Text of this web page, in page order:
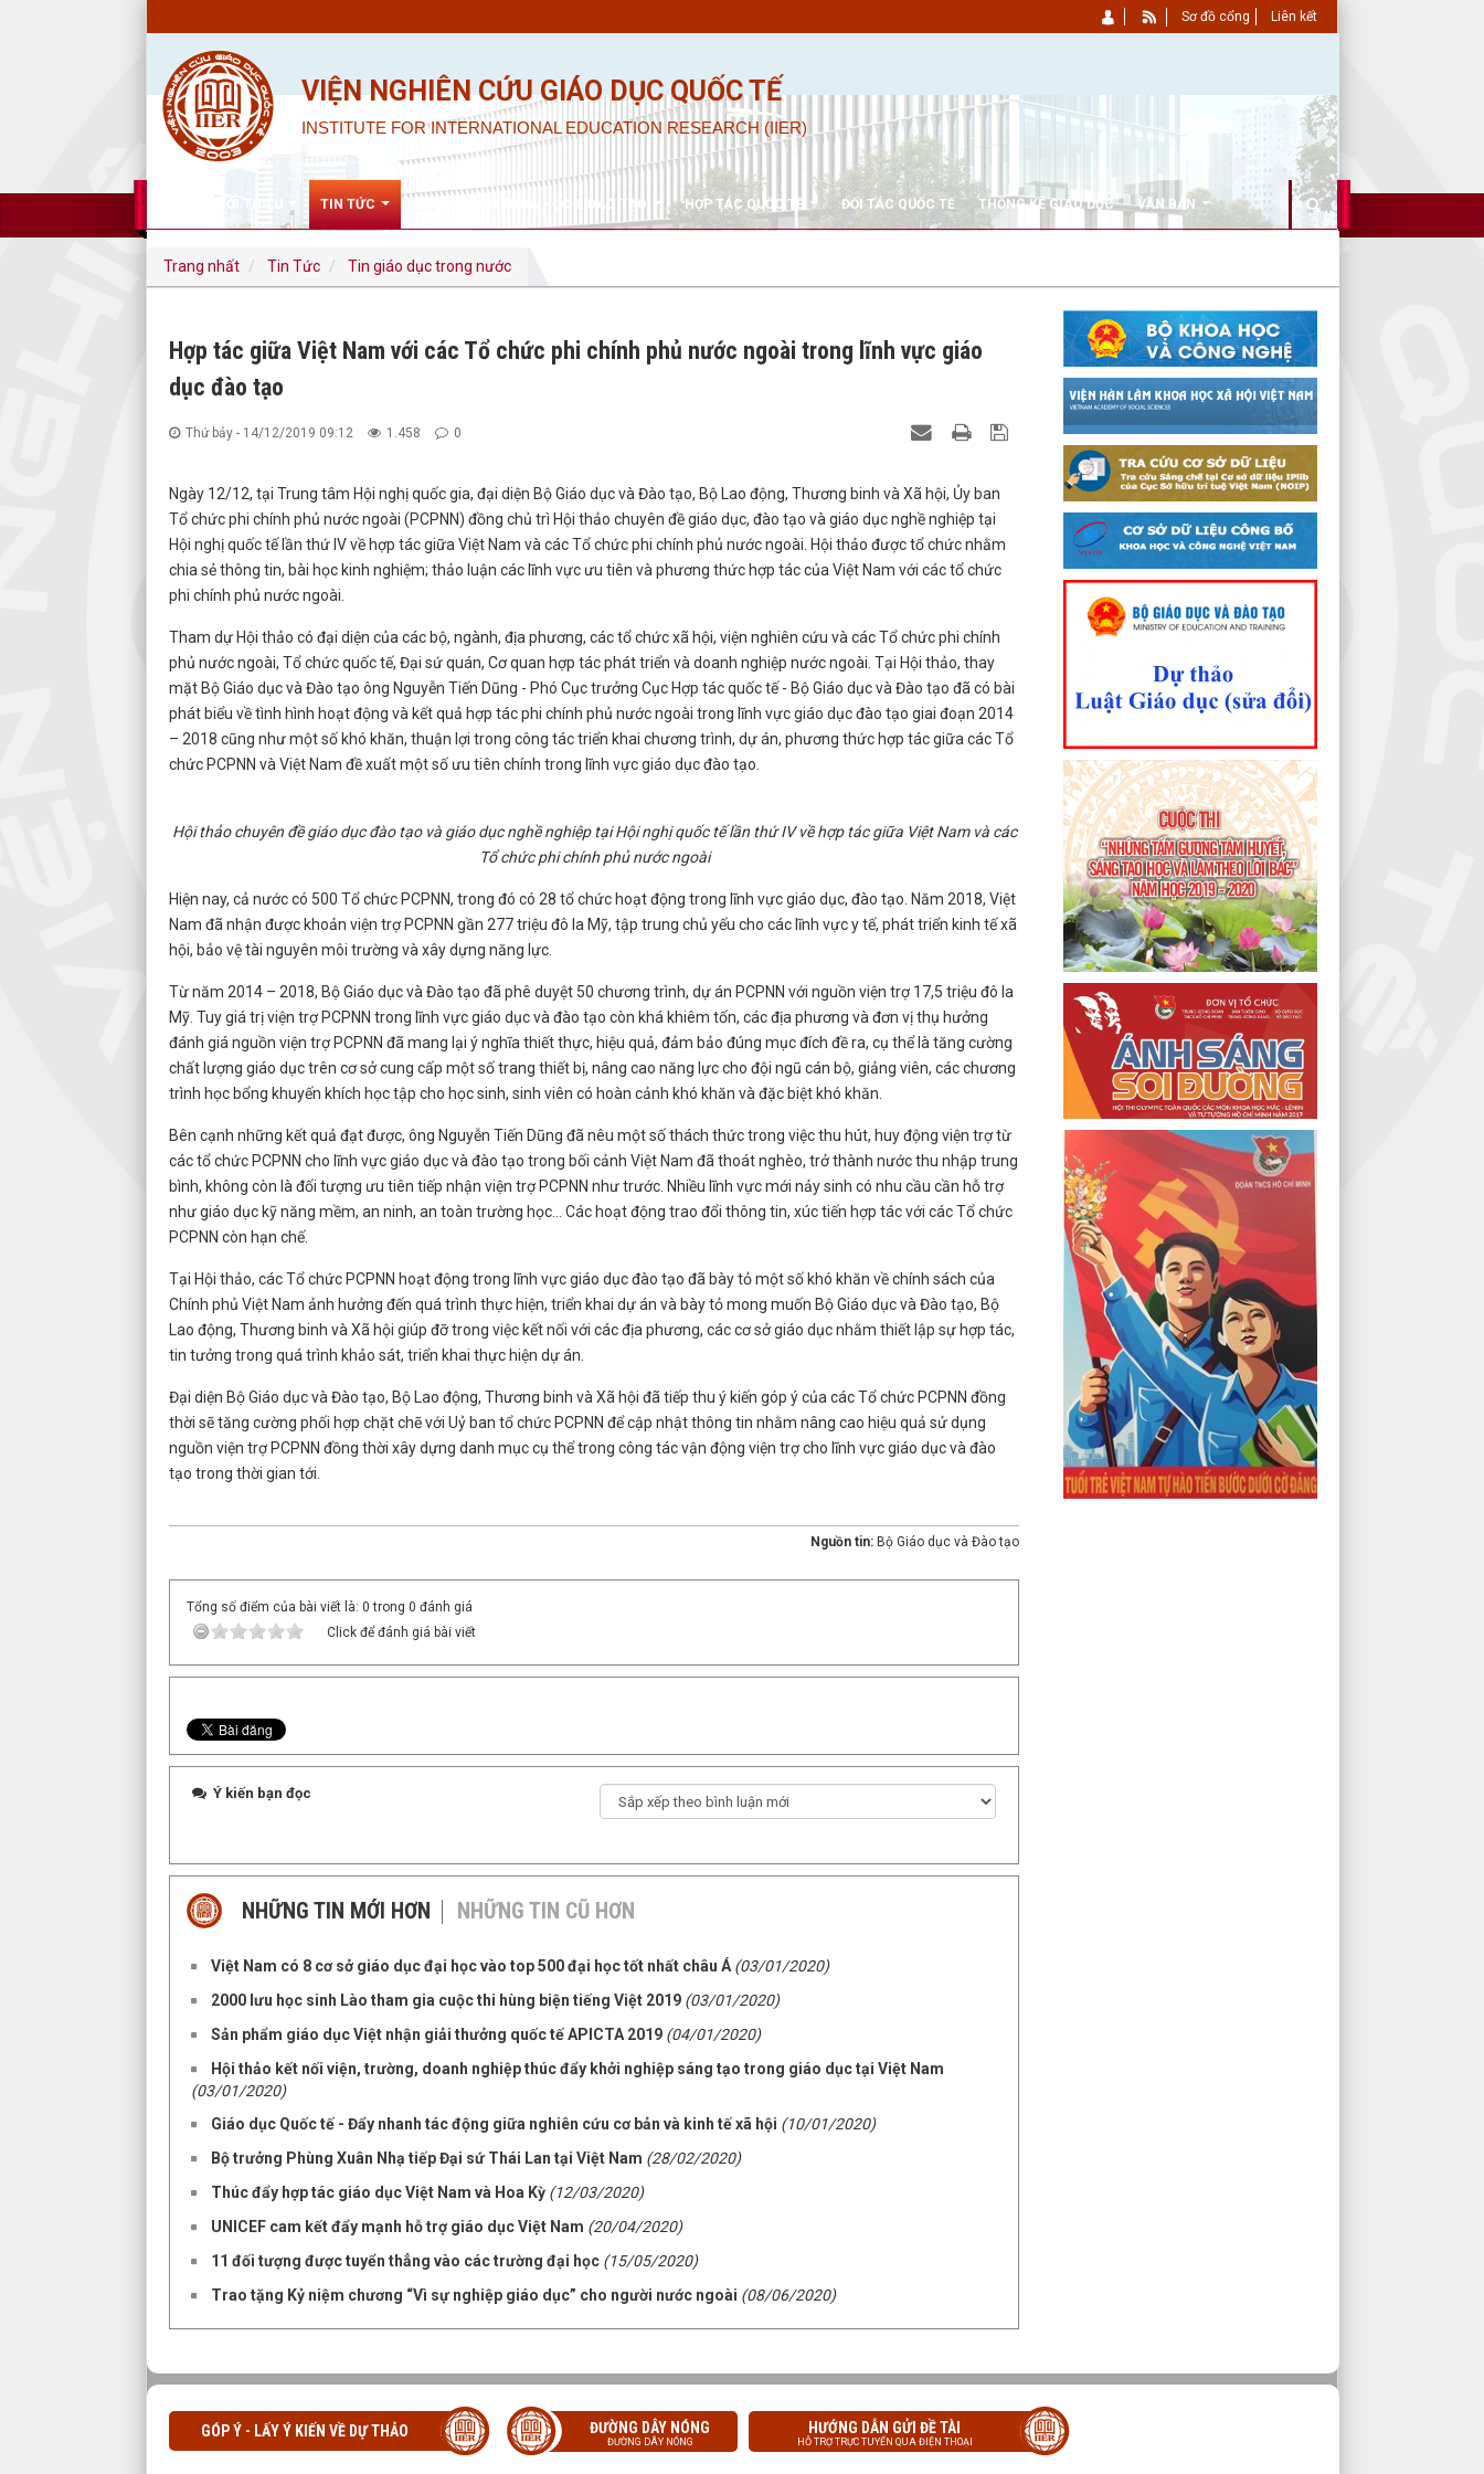
VIỆN NGHIÊN CỨU GIÁO DỤC QUỐC TẾ
INSTITUTE FOR INTERNATIONAL EDUCATION RESEARCH (IIER)
GIỚI THIỆU TIN TỨC NGHIÊN CỨU KHOA HỌC & ĐÀO TẠO HỢP TÁC QUỐC TẾ ĐỐI TÁC QUỐC TẾ THỐNG KÊ GIÁO DỤC VĂN BẢN
Sơ đồ cổng Liên kết
Trang nhất Tin Tức Tin giáo dục trong nước
Hợp tác giữa Việt Nam với các Tổ chức phi chính phủ nước ngoài trong lĩnh vực giáo
dục đào tạo
Thứ bảy - 14/12/2019 09:12 1.458 0
Ngày 12/12, tại Trung tâm Hội nghị quốc gia, đại diện Bộ Giáo dục và Đào tạo, Bộ Lao động, Thương binh và Xã hội, Ủy ban
Tổ chức phi chính phủ nước ngoài (PCPNN) đồng chủ trì Hội thảo chuyên đề giáo dục, đào tạo và giáo dục nghề nghiệp tại
Hội nghị quốc tế lần thứ IV về hợp tác giữa Việt Nam và các Tổ chức phi chính phủ nước ngoài. Hội thảo được tổ chức nhằm
chia sẻ thông tin, bài học kinh nghiệm; thảo luận các lĩnh vực ưu tiên và phương thức hợp tác của Việt Nam với các tổ chức
phi chính phủ nước ngoài.
Tham dự Hội thảo có đại diện của các bộ, ngành, địa phương, các tổ chức xã hội, viện nghiên cứu và các Tổ chức phi chính
phủ nước ngoài, Tổ chức quốc tế, Đại sứ quán, Cơ quan hợp tác phát triển và doanh nghiệp nước ngoài. Tại Hội thảo, thay
mặt Bộ Giáo dục và Đào tạo ông Nguyễn Tiến Dũng - Phó Cục trưởng Cục Hợp tác quốc tế - Bộ Giáo dục và Đào tạo đã có bài
phát biểu về tình hình hoạt động và kết quả hợp tác phi chính phủ nước ngoài trong lĩnh vực giáo dục đào tạo giai đoạn 2014
– 2018 cũng như một số khó khăn, thuận lợi trong công tác triển khai chương trình, dự án, phương thức hợp tác giữa các Tổ
chức PCPNN và Việt Nam đề xuất một số ưu tiên chính trong lĩnh vực giáo dục đào tạo.
Hội thảo chuyên đề giáo dục đào tạo và giáo dục nghề nghiệp tại Hội nghị quốc tế lần thứ IV về hợp tác giữa Việt Nam và các
Tổ chức phi chính phủ nước ngoài
Hiện nay, cả nước có 500 Tổ chức PCPNN, trong đó có 28 tổ chức hoạt động trong lĩnh vực giáo dục, đào tạo. Năm 2018, Việt
Nam đã nhận được khoản viện trợ PCPNN gần 277 triệu đô la Mỹ, tập trung chủ yếu cho các lĩnh vực y tế, phát triển kinh tế xã
hội, bảo vệ tài nguyên môi trường và xây dựng năng lực.
Từ năm 2014 – 2018, Bộ Giáo dục và Đào tạo đã phê duyệt 50 chương trình, dự án PCPNN với nguồn viện trợ 17,5 triệu đô la
Mỹ. Tuy giá trị viện trợ PCPNN trong lĩnh vực giáo dục và đào tạo còn khá khiêm tốn, các địa phương và đơn vị thụ hưởng
đánh giá nguồn viện trợ PCPNN đã mang lại ý nghĩa thiết thực, hiệu quả, đảm bảo đúng mục đích đề ra, cụ thể là tăng cường
chất lượng giáo dục trên cơ sở cung cấp một số trang thiết bị, nâng cao năng lực cho đội ngũ cán bộ, giảng viên, các chương
trình học bổng khuyến khích học tập cho học sinh, sinh viên có hoàn cảnh khó khăn và đặc biệt khó khăn.
Bên cạnh những kết quả đạt được, ông Nguyễn Tiến Dũng đã nêu một số thách thức trong việc thu hút, huy động viện trợ từ
các tổ chức PCPNN cho lĩnh vực giáo dục và đào tạo trong bối cảnh Việt Nam đã thoát nghèo, trở thành nước thu nhập trung
bình, không còn là đối tượng ưu tiên tiếp nhận viện trợ PCPNN như trước. Nhiều lĩnh vực mới nảy sinh có nhu cầu cần hỗ trợ
như giáo dục kỹ năng mềm, an ninh, an toàn trường học… Các hoạt động trao đổi thông tin, xúc tiến hợp tác với các Tổ chức
PCPNN còn hạn chế.
Tại Hội thảo, các Tổ chức PCPNN hoạt động trong lĩnh vực giáo dục đào tạo đã bày tỏ một số khó khăn về chính sách của
Chính phủ Việt Nam ảnh hưởng đến quá trình thực hiện, triển khai dự án và bày tỏ mong muốn Bộ Giáo dục và Đào tạo, Bộ
Lao động, Thương binh và Xã hội giúp đỡ trong việc kết nối với các địa phương, các cơ sở giáo dục nhằm thiết lập sự hợp tác,
tin tưởng trong quá trình khảo sát, triển khai thực hiện dự án.
Đại diện Bộ Giáo dục và Đào tạo, Bộ Lao động, Thương binh và Xã hội đã tiếp thu ý kiến góp ý của các Tổ chức PCPNN đồng
thời sẽ tăng cường phối hợp chặt chẽ với Uỷ ban tổ chức PCPNN để cập nhật thông tin nhằm nâng cao hiệu quả sử dụng
nguồn viện trợ PCPNN đồng thời xây dựng danh mục cụ thể trong công tác vận động viện trợ cho lĩnh vực giáo dục và đào
tạo trong thời gian tới.
Nguồn tin: Bộ Giáo dục và Đào tạo
Tổng số điểm của bài viết là: 0 trong 0 đánh giá
Click để đánh giá bài viết
Ý kiến bạn đọc
NHỮNG TIN MỚI HƠN NHỮNG TIN CŨ HƠN
Việt Nam có 8 cơ sở giáo dục đại học vào top 500 đại học tốt nhất châu Á (03/01/2020)
2000 lưu học sinh Lào tham gia cuộc thi hùng biện tiếng Việt 2019 (03/01/2020)
Sản phẩm giáo dục Việt nhận giải thưởng quốc tế APICTA 2019 (04/01/2020)
Hội thảo kết nối viện, trường, doanh nghiệp thúc đẩy khởi nghiệp sáng tạo trong giáo dục tại Việt Nam
(03/01/2020)
Giáo dục Quốc tế - Đẩy nhanh tác động giữa nghiên cứu cơ bản và kinh tế xã hội (10/01/2020)
Bộ trưởng Phùng Xuân Nhạ tiếp Đại sứ Thái Lan tại Việt Nam (28/02/2020)
Thúc đẩy hợp tác giáo dục Việt Nam và Hoa Kỳ (12/03/2020)
UNICEF cam kết đẩy mạnh hỗ trợ giáo dục Việt Nam (20/04/2020)
11 đối tượng được tuyển thẳng vào các trường đại học (15/05/2020)
Trao tặng Kỷ niệm chương “Vì sự nghiệp giáo dục” cho người nước ngoài (08/06/2020)
GÓP Ý - LẤY Ý KIẾN VỀ DỰ THẢO ĐƯỜNG DÂY NÓNG
ĐƯỜNG DÂY NÓNG
HƯỚNG DẪN GỬI ĐỀ TÀI
HỖ TRỢ TRỰC TUYẾN QUA ĐIỆN THOẠI